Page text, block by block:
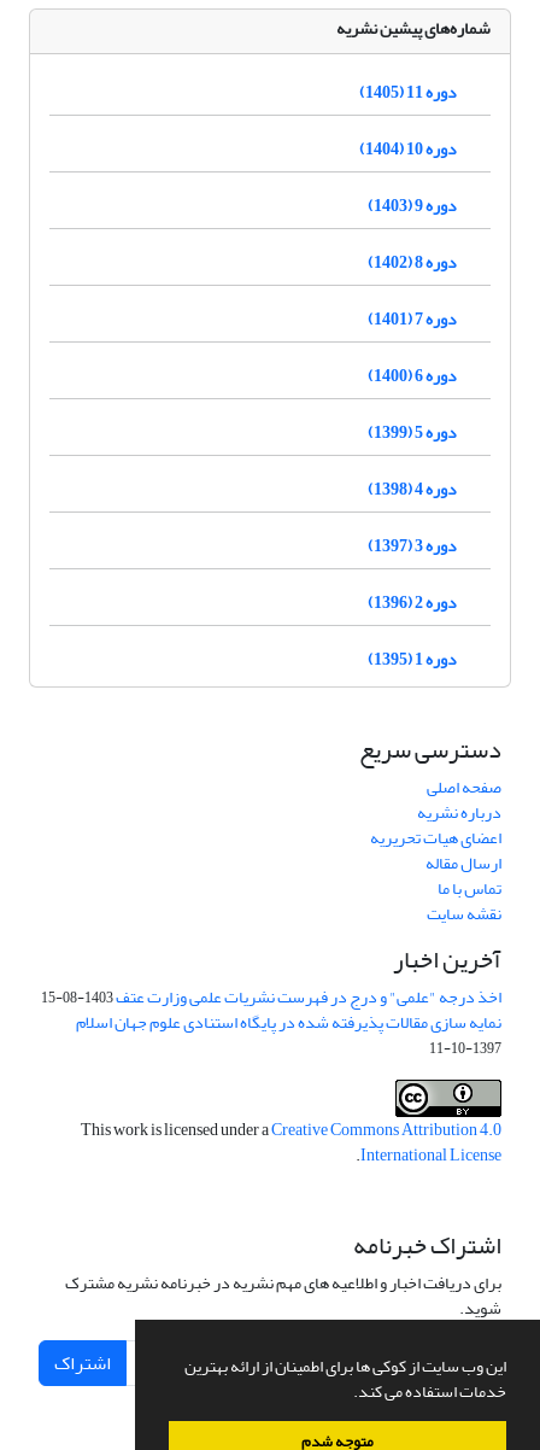
این وب سایت از کوکی ها برای اطمینان از ارائه بهترین
خدمات استفاده می کند.
متوجه شدم
شماره‌های پیشین نشریه
دوره 11 (1405)
دوره 10 (1404)
دوره 9 (1403)
دوره 8 (1402)
دوره 7 (1401)
دوره 6 (1400)
دوره 5 (1399)
دوره 4 (1398)
دوره 3 (1397)
دوره 2 (1396)
دوره 1 (1395)
دسترسی سریع
صفحه اصلی
درباره نشریه
اعضای هیات تحریریه
ارسال مقاله
تماس با ما
نقشه سایت
آخرین اخبار
اخذ درجه "علمی" و درج در فهرست نشریات علمی وزارت عتف1403-08-15
نمایه سازی مقالات پذیرفته شده در پایگاه استنادی علوم جهان اسلام
1397-10-11
This work is licensed under aCreative Commons Attribution 4.0
International License
.
اشتراک خبرنامه
برای دریافت اخبار و اطلاعیه های مهم نشریه در خبرنامه نشریه مشترک
شوید.
اشتراک